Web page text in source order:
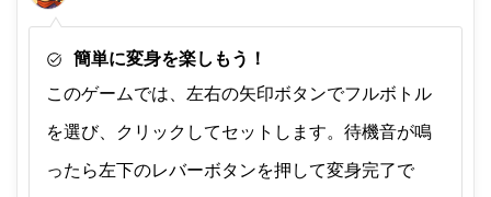
簡単に変身を楽しもう！
このゲームでは、左右の矢印ボタンでフルボトル
を選び、クリックしてセットします。待機音が鳴
ったら左下のレバーボタンを押して変身完了で